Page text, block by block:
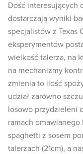
Dość interesujących
dostarczają wyniki
specjalistów z Texas
eksperymentów
wielkość talerza, na
na mechanizmy
zmienia to ilość
udział zarówno
losowo przydzieleni
ramach omawianego
spaghetti z sosem
talerzach (21cm), a